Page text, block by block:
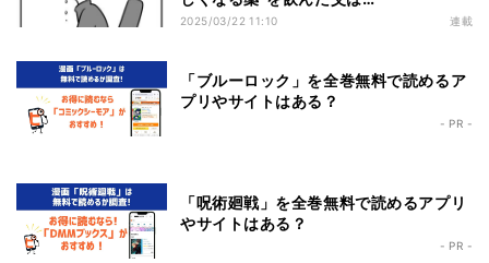
2025/03/22 11:10 連載
「ブルーロック」を全巻無料で読めるア
プリやサイトはある？
- PR -
「呪術廻戦」を全巻無料で読めるアプリ
やサイトはある？
- PR -